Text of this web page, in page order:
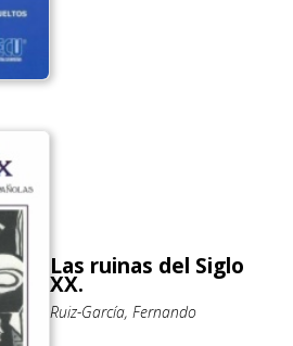
Las ruinas del Siglo
XX.
Ruiz-García, Fernando